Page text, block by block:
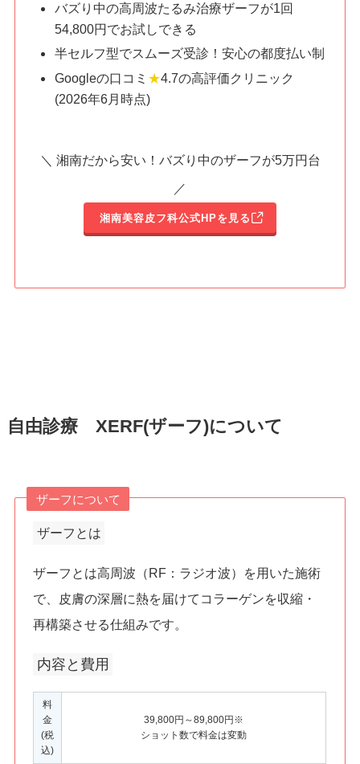
バズり中の高周波たるみ治療ザーフが1回
54,800円でお試しできる
半セルフ型でスムーズ受診！安心の都度払い制
Googleの口コミ ★4.7の高評価クリニック
(2026年6月時点)
＼ 湘南だから安い！バズり中のザーフが5万円台
／
湘南美容皮フ科公式HPを見る
自由診療 XERF(ザーフ)について
ザーフについて
ザーフとは
ザーフとは高周波（RF：ラジオ波）を用いた施術
で、皮膚の深層に熱を届けてコラーゲンを収縮・
再構築させる仕組みです。
内容と費用
料
金
(税
込)
39,800円～89,800円※
ショット数で料金は変動